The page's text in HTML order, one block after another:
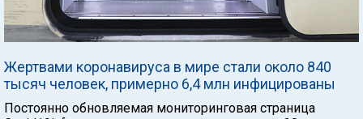
Жертвами коронавируса в мире стали около 840
тысяч человек, примерно 6,4 млн инфицированы
Постоянно обновляемая мониторинговая страница